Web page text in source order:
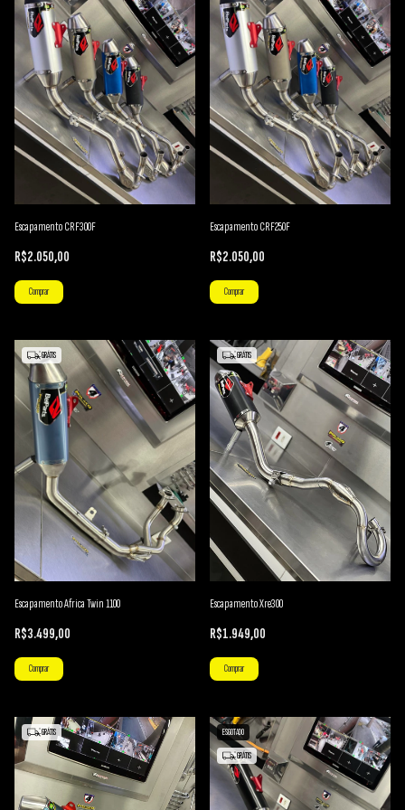
Escapamento CRF300F
R$2.050,00
Comprar
Escapamento CRF250F
R$2.050,00
Comprar
GRÁTIS
Escapamento Africa Twin 1100
R$3.499,00
Comprar
GRÁTIS
Escapamento Xre300
R$1.949,00
Comprar
GRÁTIS ESGOTADO
GRÁTIS